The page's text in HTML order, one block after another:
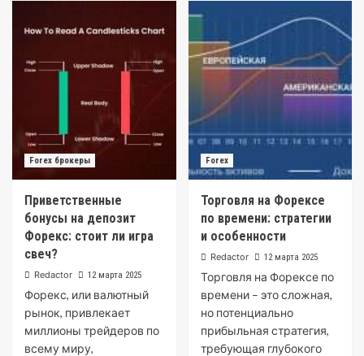
Forex брокеры
Приветственные
бонусы на депозит
Форекс: стоит ли игра
свеч?
Redactor 12 марта 2025
Форекс, или валютный
рынок, привлекает
миллионы трейдеров по
всему миру,
Forex
Торговля на Форексе
по времени: стратегии
и особенности
Redactor 12 марта 2025
Торговля на Форексе по
времени – это сложная,
но потенциально
прибыльная стратегия,
требующая глубокого